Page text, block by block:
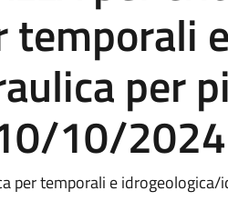
temporali e
per
10/2024
per temporali e idrogeologica/